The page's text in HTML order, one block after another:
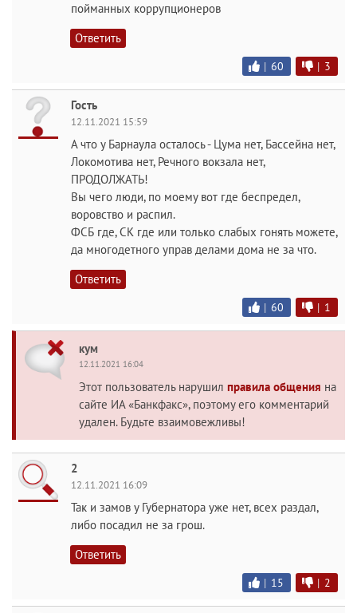
пойманных коррупционеров
Ответить
| 60 | 3
Гость
12.11.2021 15:59
А что у Барнаула осталось - Цума нет, Бассейна нет,
Локомотива нет, Речного вокзала нет,
ПРОДОЛЖАТЬ!
Вы чего люди, по моему вот где беспредел,
воровство и распил.
ФСБ где, СК где или только слабых гонять можете,
да многодетного управ делами дома не за что.
Ответить
| 60 | 1
кум
12.11.2021 16:04
Этот пользователь нарушил правила общения на
сайте ИА «Банкфакс», поэтому его комментарий
удален. Будьте взаимовежливы!
2
12.11.2021 16:09
Так и замов у Губернатора уже нет, всех раздал,
либо посадил не за грош.
Ответить
| 15 | 2